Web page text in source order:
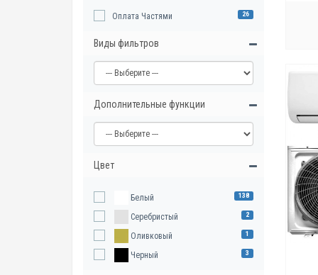
Оплата Частями 26
Виды фильтров
Дополнительные функции
Цвет
Белый 138
Серебристый 2
Оливковый 1
Черный 3